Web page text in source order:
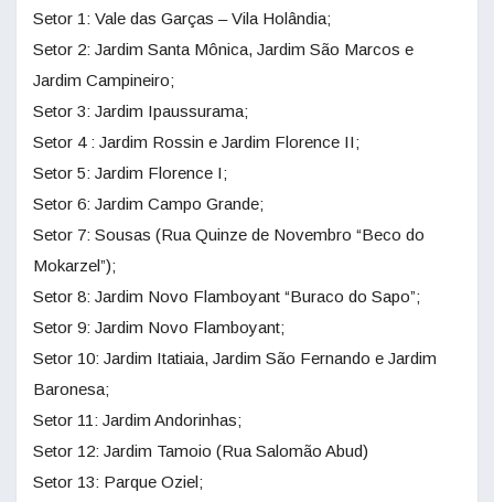
Setor 1: Vale das Garças – Vila Holândia;
Setor 2: Jardim Santa Mônica, Jardim São Marcos e
Jardim Campineiro;
Setor 3: Jardim Ipaussurama;
Setor 4 : Jardim Rossin e Jardim Florence II;
Setor 5: Jardim Florence I;
Setor 6: Jardim Campo Grande;
Setor 7: Sousas (Rua Quinze de Novembro “Beco do
Mokarzel”);
Setor 8: Jardim Novo Flamboyant “Buraco do Sapo”;
Setor 9: Jardim Novo Flamboyant;
Setor 10: Jardim Itatiaia, Jardim São Fernando e Jardim
Baronesa;
Setor 11: Jardim Andorinhas;
Setor 12: Jardim Tamoio (Rua Salomão Abud)
Setor 13: Parque Oziel;